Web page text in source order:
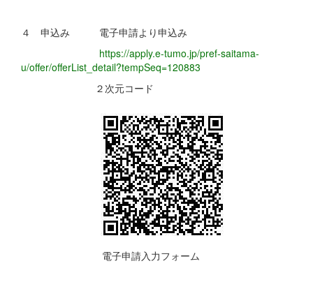
４ 申込み 電子申請より申込み
https://apply.e-tumo.jp/pref-saitama-
u/offer/offerList_detail?tempSeq=120883
２次元コード
電子申請入力フォーム